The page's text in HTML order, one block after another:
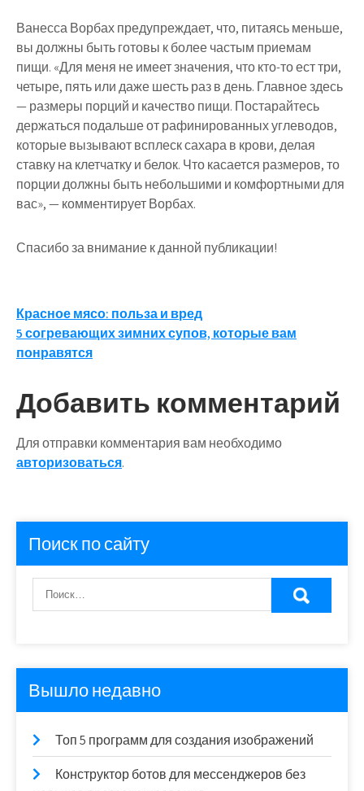
Ванесса Ворбах предупреждает, что, питаясь меньше,
вы должны быть готовы к более частым приемам
пищи. «Для меня не имеет значения, что кто-то ест три,
четыре, пять или даже шесть раз в день. Главное здесь
— размеры порций и качество пищи. Постарайтесь
держаться подальше от рафинированных углеводов,
которые вызывают всплеск сахара в крови, делая
ставку на клетчатку и белок. Что касается размеров, то
порции должны быть небольшими и комфортными для
вас», — комментирует Ворбах.
Спасибо за внимание к данной публикации!
Навигация
по
Красное мясо: польза и вред
5 согревающих зимних супов, которые вам
понравятся
Добавить комментарий
Для отправки комментария вам необходимо
авторизоваться.
Поиск по сайту
Вышло недавно
Топ 5 программ для создания изображений
Конструктор ботов для мессенджеров без